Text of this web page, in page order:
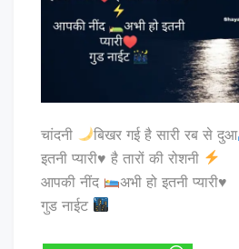
चांदनी बिखर गई है सारी रब से दुआ
इतनी प्यारी♥️ है तारों की रोशनी
आपकी नींद
अभी हो इतनी प्यारी♥️
गुड नाईट